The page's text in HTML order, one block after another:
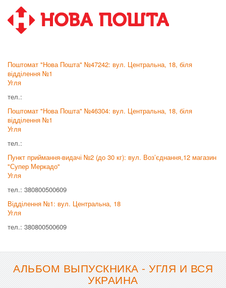
Поштомат "Нова Пошта" №47242: вул. Центральна, 18, біля
відділення №1
Угля
тел.:
Поштомат "Нова Пошта" №46304: вул. Центральна, 18, біля
відділення №1
Угля
тел.:
Пункт приймання-видачі №2 (до 30 кг): вул. Возʼєднання,12 магазин
"Супер Меркадо"
Угля
тел.: 380800500609
Відділення №1: вул. Центральна, 18
Угля
тел.: 380800500609
АЛЬБОМ ВЫПУСКНИКА - УГЛЯ И ВСЯ
УКРАИНА